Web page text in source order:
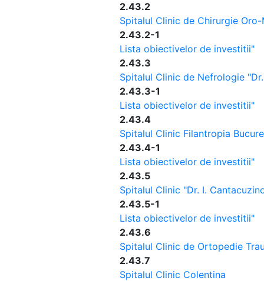
2.43.2
Spitalul Clinic de Chirurgie
2.43.2-1
Lista obiectivelor de investitii"
2.43.3
Spitalul Clinic de Nefrologie
2.43.3-1
Lista obiectivelor de investitii"
2.43.4
Spitalul Clinic Filantropia
2.43.4-1
Lista obiectivelor de investitii"
2.43.5
Spitalul Clinic "Dr. I.
2.43.5-1
Lista obiectivelor de investitii"
2.43.6
Spitalul Clinic de Ortopedie
2.43.7
Spitalul Clinic Colentina